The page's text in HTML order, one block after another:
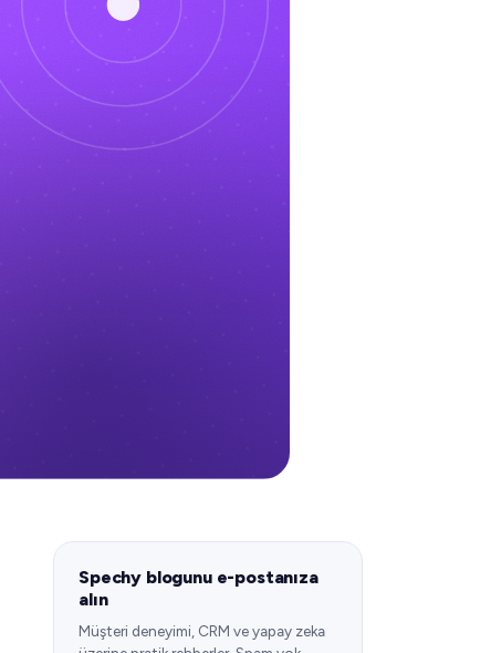
Spechy blogunu e-postanıza
alın
Müşteri deneyimi, CRM ve yapay zeka